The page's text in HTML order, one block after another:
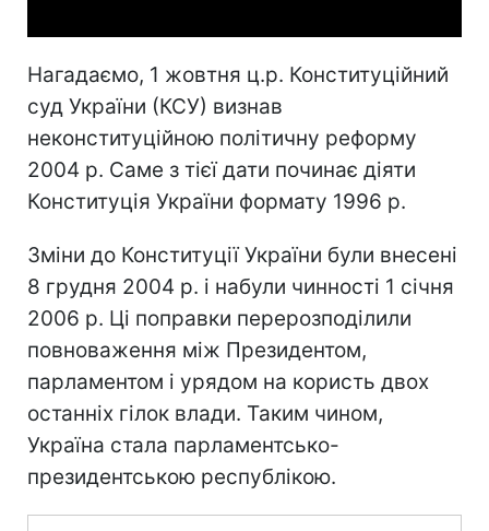
Нагадаємо, 1 жовтня ц.р. Конституційний
суд України (КСУ) визнав
неконституційною політичну реформу
2004 р. Саме з тієї дати починає діяти
Конституція України формату 1996 р.
Зміни до Конституції України були внесені
8 грудня 2004 р. і набули чинності 1 січня
2006 р. Ці поправки перерозподілили
повноваження між Президентом,
парламентом і урядом на користь двох
останніх гілок влади. Таким чином,
Україна стала парламентсько-
президентською республікою.